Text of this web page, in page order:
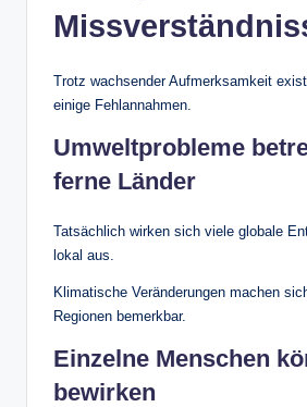
Trotz wachsender Aufmerksamkeit
einige Fehlannahmen.
Umweltprobleme
ferne Länder
Tatsächlich wirken sich viele globale
lokal aus.
Klimatische Veränderungen machen
Regionen bemerkbar.
Einzelne Menschen
bewirken